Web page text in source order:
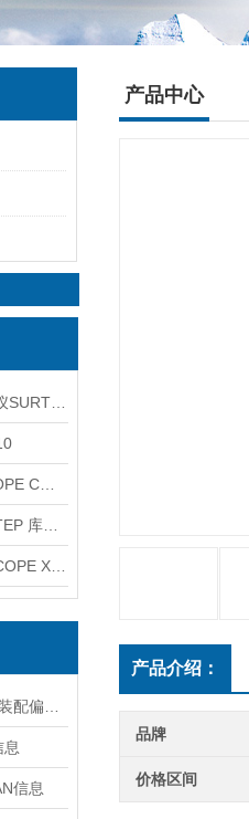
信息
产品中心
产品介绍：
品牌
价格区间